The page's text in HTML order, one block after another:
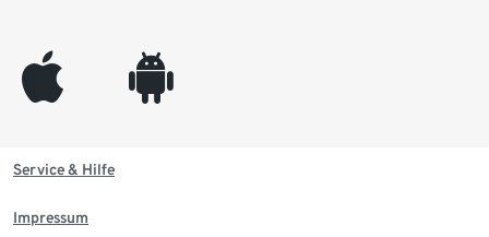
appleinc android
Service & Hilfe
Impressum